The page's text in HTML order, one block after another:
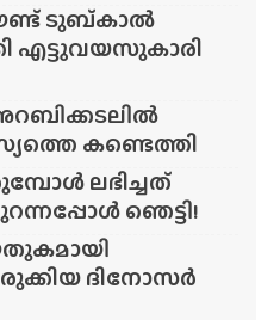
ടുബ്‌കാൽ
എട്ടുവയസുകാരി
കണ്ടെത്തി
ലഭിച്ചത്
ഞെട്ടി!
ദിനോസർ